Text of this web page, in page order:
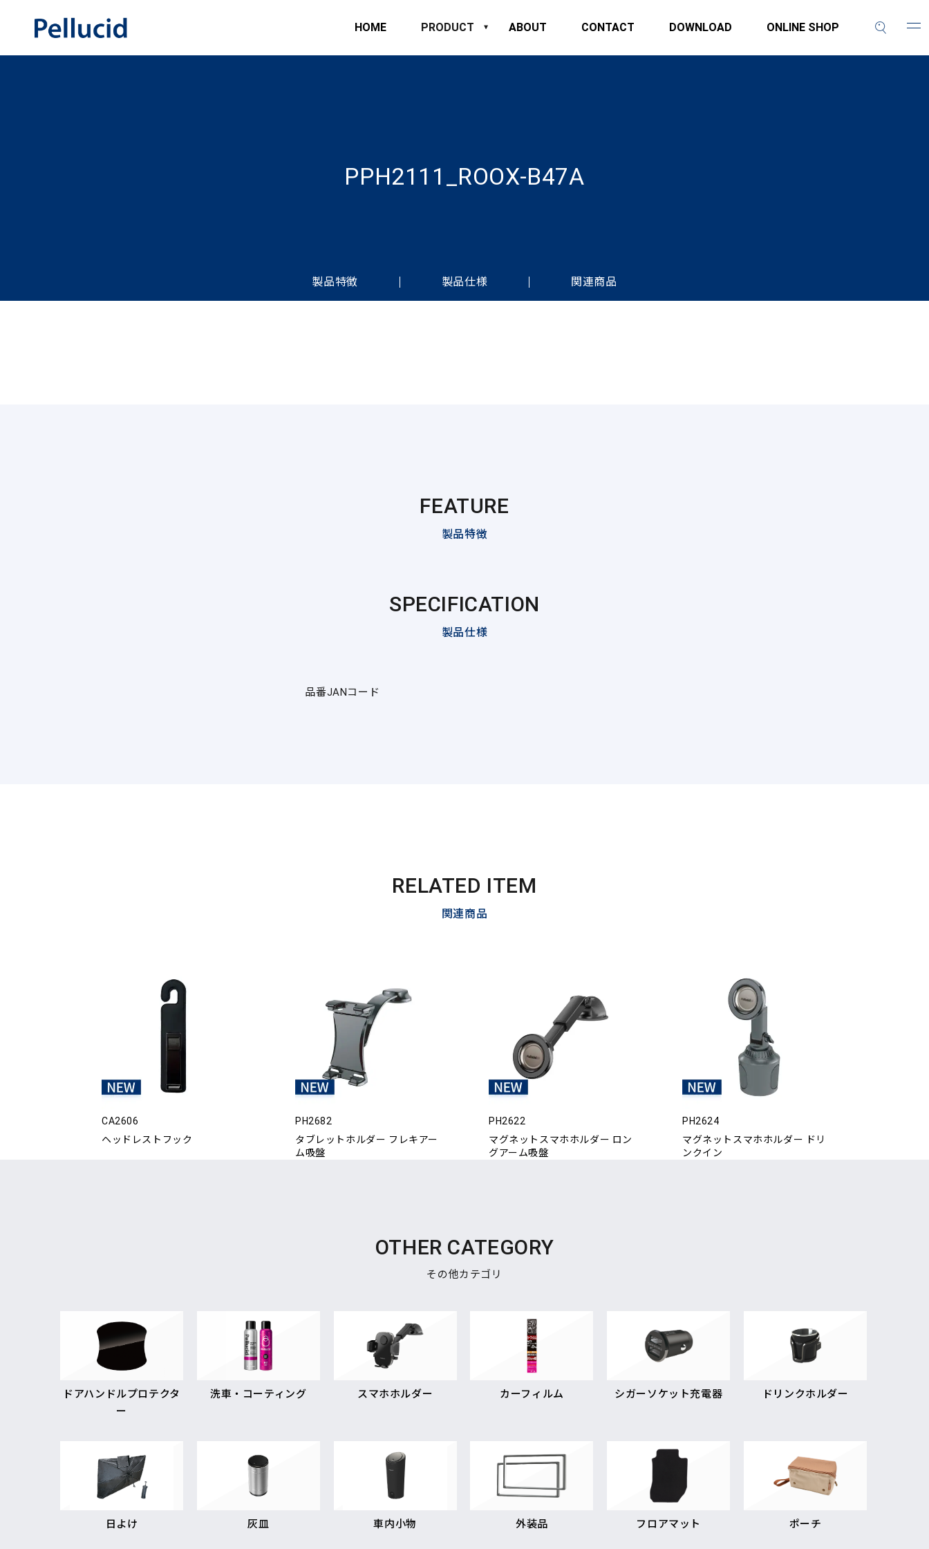
HOME PRODUCT ABOUT CONTACT DOWNLOAD ONLINE SHOP
PPH2111_ROOX-B47A
製品特徴 製品仕様 関連商品
FEATURE
製品特徴
SPECIFICATION
製品仕様
品番JANコード
RELATED ITEM
関連商品
CA2606
ヘッドレストフック
PH2682
タブレットホルダー フレキアー
ム吸盤
PH2622
マグネットスマホホルダー ロン
グアーム吸盤
PH2624
マグネットスマホホルダー ドリ
ンクイン
OTHER CATEGORY
その他カテゴリ
ドアハンドルプロテクタ
ー
洗車・コーティング スマホホルダー カーフィルム シガーソケット充電器 ドリンクホルダー
日よけ 灰皿 車内小物 外装品 フロアマット ポーチ